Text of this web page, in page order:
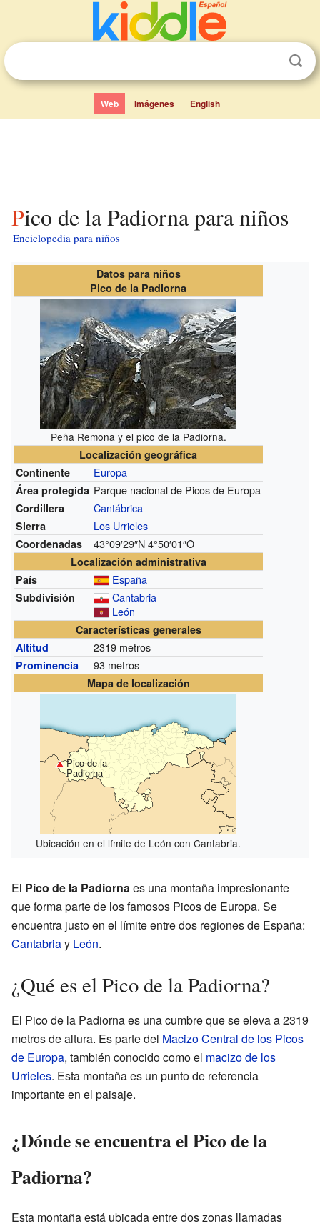
Web Imágenes English
Pico de la Padiorna para niños
Enciclopedia para niños
Datos para niños
Pico de la Padiorna
Peña Remona y el pico de la Padiorna.
Localización geográfica
Continente
Europa
Área protegida Parque nacional de Picos de Europa
Cordillera Cantábrica
Sierra Los Urrieles
Coordenadas 43°09′29″N4°50′01″O
Localización administrativa
País
España
Subdivisión
Cantabria
León
Características generales
Altitud
2319 metros
Prominencia 93 metros
Mapa de localización
Pico de la
Padiorna
Ubicación en el límite de León con Cantabria.
El Pico de la Padiornaes una montaña impresionante
que forma parte de los famosos Picos de Europa. Se
encuentra justo en el límite entre dos regiones de España:
Cantabriay León.
¿Qué es el Pico de la Padiorna?
El Pico de la Padiorna es una cumbre que se eleva a 2319
metros de altura. Es parte del Macizo Central de los Picos
de Europa, también conocido como el macizo de los
Urrieles. Esta montaña es un punto de referencia
importante en el paisaje.
¿Dónde se encuentra el Pico de la
Padiorna?
Esta montaña está ubicada entre dos zonas llamadas